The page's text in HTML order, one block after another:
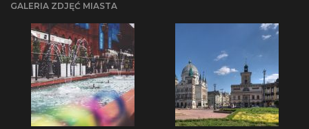
GALERIA ZDJĘĆ MIASTA